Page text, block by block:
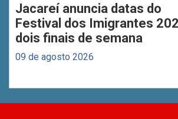
Jacareí anuncia datas do
Festival dos Imigrantes
dois finais de semana
09 de agosto 2026